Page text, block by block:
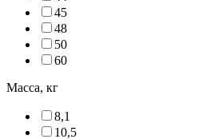
45
48
50
60
Масса, кг
8,1
10,5